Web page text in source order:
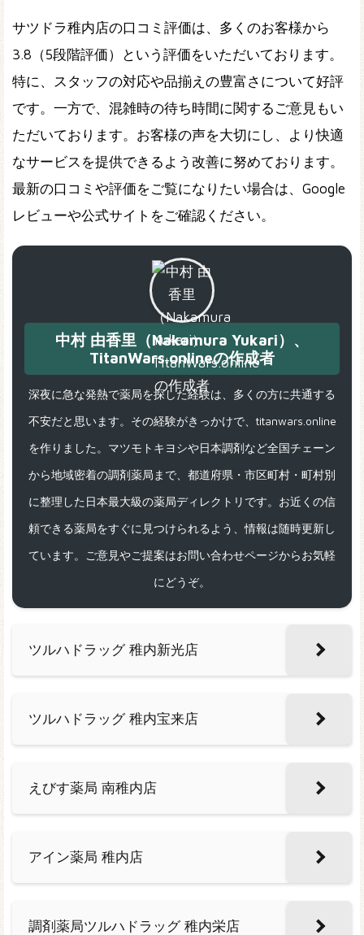
サツドラ稚内店の口コミ評価は、多くのお客様から
3.8（5段階評価）という評価をいただいております。
特に、スタッフの対応や品揃えの豊富さについて好評
です。一方で、混雑時の待ち時間に関するご意見もい
ただいております。お客様の声を大切にし、より快適
なサービスを提供できるよう改善に努めております。
最新の口コミや評価をご覧になりたい場合は、Google
レビューや公式サイトをご確認ください。
中村 由香里（Nakamura Yukari）、
TitanWars.onlineの作成者
深夜に急な発熱で薬局を探した経験は、多くの方に共通する
不安だと思います。その経験がきっかけで、titanwars.online
を作りました。マツモトキヨシや日本調剤など全国チェーン
から地域密着の調剤薬局まで、都道府県・市区町村・町村別
に整理した日本最大級の薬局ディレクトリです。お近くの信
頼できる薬局をすぐに見つけられるよう、情報は随時更新し
ています。ご意見やご提案はお問い合わせページからお気軽
にどうぞ。
ツルハドラッグ 稚内新光店
ツルハドラッグ 稚内宝来店
えびす薬局 南稚内店
アイン薬局 稚内店
調剤薬局ツルハドラッグ 稚内栄店